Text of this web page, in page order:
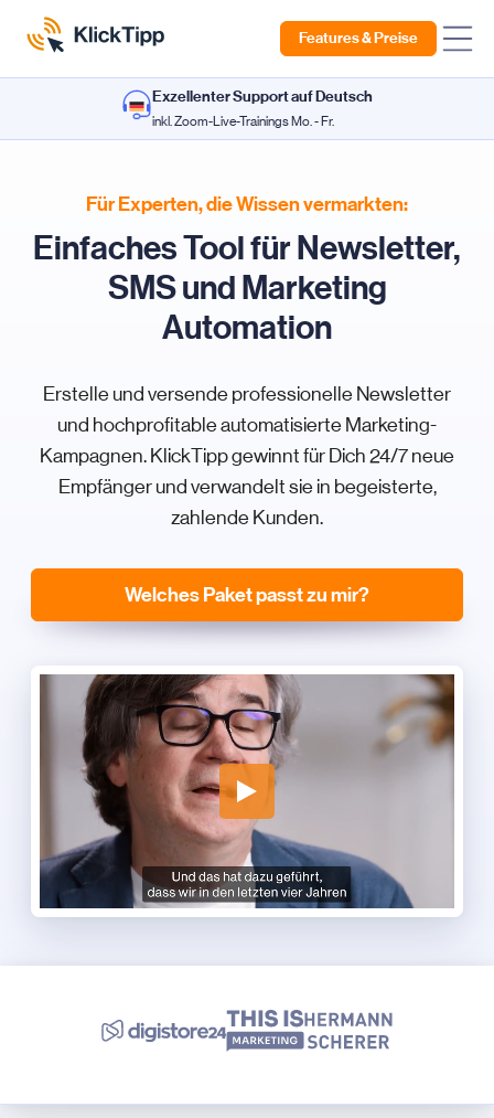
Features & Preise
Exzellenter Support auf Deutsch
inkl. Zoom-Live-Trainings Mo. - Fr.
Für Experten, die Wissen vermarkten:
Einfaches Tool für Newsletter,
SMS und Marketing
Automation
Erstelle und versende professionelle Newsletter
und hochprofitable automatisierte Marketing-
Kampagnen. KlickTipp gewinnt für Dich 24/7 neue
Empfänger und verwandelt sie in begeisterte,
zahlende Kunden.
Welches Paket passt zu mir?